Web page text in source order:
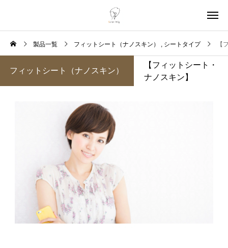
製品一覧 フィットシート（ナノスキン） シートタイプ 【
フィットシート（ナノスキン）
【フィットシート・
ナノスキン】